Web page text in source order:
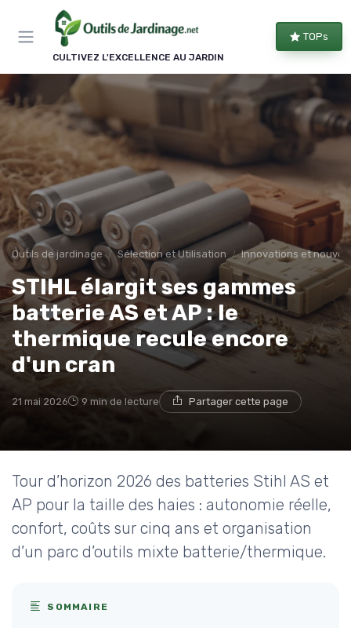
CULTIVEZ L'EXCELLENCE AU JARDIN
TOPs
Outils de jardinage Sélection et Utilisation Innovations et
STIHL élargit ses gammes
batterie AS et AP : le
thermique recule encore
d'un cran
21 mai 2026 9 min de lecture Partager cette page
Tour d’horizon 2026 des batteries Stihl AS et
AP pour la taille des haies : autonomie réelle,
confort, coûts sur cinq ans et organisation
d’un parc d’outils mixte batterie/thermique.
SOMMAIRE
Panneau de gestion des cookies